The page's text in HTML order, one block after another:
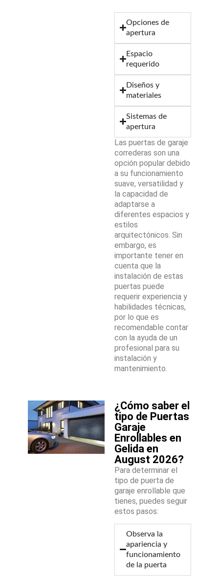
Opciones de
apertura
Espacio
requerido
Diseños y
materiales
Sistemas de
apertura
Las puertas de garaje
correderas son una
opción popular debido
a su funcionamiento
suave, versatilidad y
la capacidad de
adaptarse a
diferentes espacios y
estilos
arquitectónicos. Sin
embargo, es
importante tener en
cuenta que la
instalación de estas
puertas puede
requerir experiencia y
habilidades técnicas,
por lo que es
recomendable contar
con la ayuda de un
profesional para su
instalación y
mantenimiento.
¿Cómo saber el
tipo de Puertas
Garaje
Enrollables en
Gelida en
August 2026?
Para determinar el
tipo de puerta de
garaje enrollable que
tienes, puedes seguir
estos pasos:
Observa la
apariencia y
funcionamiento
de la puerta